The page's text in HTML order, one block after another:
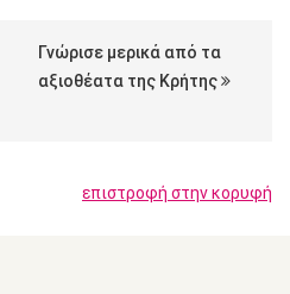
Γνώρισε μερικά από τα
αξιοθέατα της Κρήτης
επιστροφή στην κορυφή